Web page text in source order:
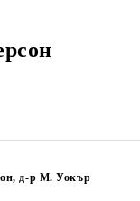
д-р М. Уокър